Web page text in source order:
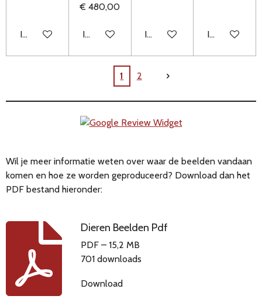
In winkelwagen
€ 480,00
In winkelwagen In winkelwagen In
1 2
Wil je meer informatie weten over waar de beelden vandaan
komen en hoe ze worden geproduceerd? Download dan het
PDF bestand hieronder:
Dieren Beelden Pdf
PDF – 15,2 MB
701 downloads
Download